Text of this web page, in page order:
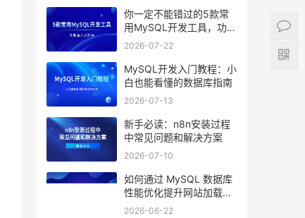
你一定不能错过的5款常
用MySQL开发工具，功能
强大又好用
2026-07-22
MySQL开发入门教程：小
白也能看懂的数据库指南
2026-07-13
新手必读：n8n安装过程
中常见问题和解决方案
2026-07-10
如何通过 MySQL 数据库
性能优化提升网站加载速
度？
2026-06-22